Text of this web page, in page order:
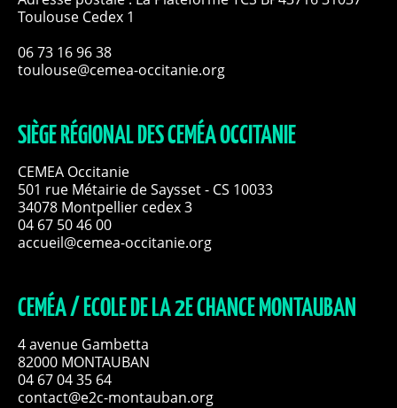
Toulouse Cedex 1
06 73 16 96 38
toulouse@cemea-occitanie.org
SIÈGE RÉGIONAL DES CEMÉA OCCITANIE
CEMEA Occitanie
501 rue Métairie de Saysset - CS 10033
34078 Montpellier cedex 3
04 67 50 46 00
accueil@cemea-occitanie.org
CEMÉA / ECOLE DE LA 2E CHANCE MONTAUBAN
4 avenue Gambetta
82000 MONTAUBAN
04 67 04 35 64
contact@e2c-montauban.org